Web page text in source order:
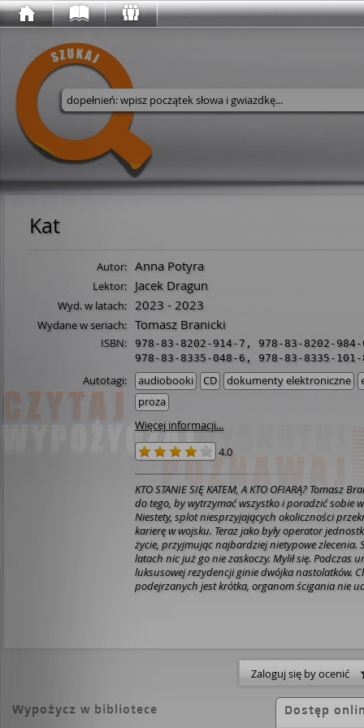
Wyszukaj w serwisie
Kat
Autor: Anna Potyra
Lektor: Jacek Dragun
Wyd. w latach: 2023 - 2023
Wydane w seriach: Tomasz Branicki
ISBN: 978-83-8202-914-7 , 978-83-8202-984-
978-83-8335-048-6 , 978-83-8335-101-
Autotagi: audiobooki CD dokumenty elektroniczne
proza
Więcej informacji...
4.0
KTO STANIE SIĘ KATEM, A KTO OFIARĄ? Tomasz
do tego, by wytrzymać wszystko i poradzić sobie
Niestety, splot niesprzyjających okoliczności
karierę w wojsku. Teraz jako były operator
życie, przyjmując najbardziej nietypowe zlecenia.
latach nic już go nie zaskoczy. Mylił się. Podczas
luksusowej rezydencji ginie dwójka nastolatków.
podejrzanych jest krótka, organom ścigania nie
zagadkę śmierci syna. Powierza to zadanie
ten na drodze do prawdy nie cofnie się przed
zawiedzie byłego komandosa do Portugalii,
ulicach Lizbony przyjdzie mu stoczyć nierówną
Zaloguj się by ocenić
Wypożycz w bibliotece Dostęp